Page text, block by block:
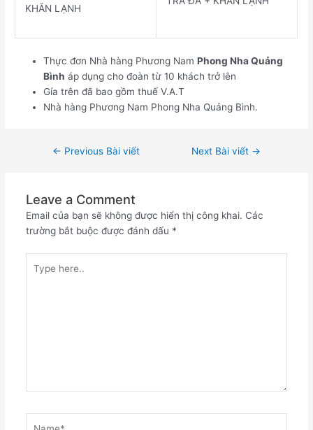
KHĂN LẠNH
Thực đơn Nhà hàng Phương NamPhong Nha Quảng
Bình áp dụng cho đoàn từ 10 khách trở lên
Gía trên đã bao gồm thuế V.A.T
Nhà hàng Phương Nam Phong Nha Quảng Bình.
← Previous Bài viết Next Bài viết →
Leave a Comment
Email của bạn sẽ không được hiển thị công khai. Các
trường bắt buộc được đánh dấu *
here..